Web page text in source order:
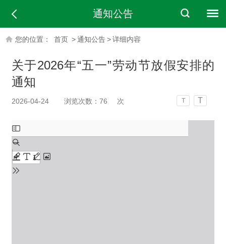
通知公告
您的位置： 首页 >通知公告>详细内容
关于2026年“五一”劳动节放假安排的
通知
2026-04-24 浏览次数： 76 次 T T